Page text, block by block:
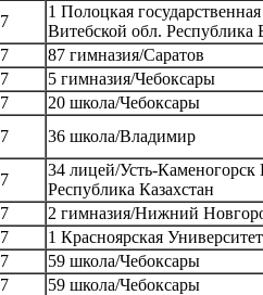
7
1 Полоцкая
Витебской обл. Республика
7
87 гимназия/Саратов
7
5 гимназия/Чебоксары
7
20 школа/Чебоксары
7 36 школа/Владимир
7
34 лицей/Усть-Каменогорск
Республика Казахстан
7
2 гимназия/Нижний
7
1 Красноярская
7
59 школа/Чебоксары
7
59 школа/Чебоксары